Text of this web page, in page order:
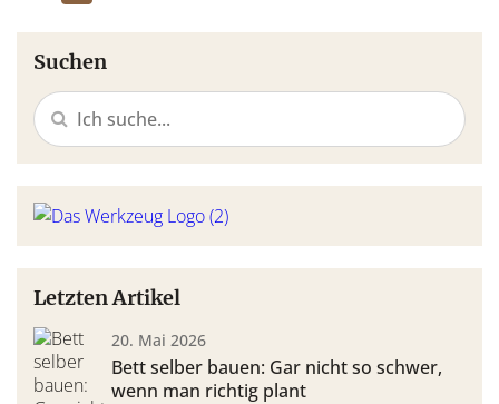
Suchen
Letzten Artikel
20. Mai 2026
Bett selber bauen: Gar nicht so schwer,
wenn man richtig plant